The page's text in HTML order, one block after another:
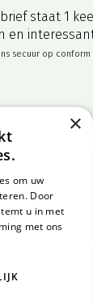
staat 1
en
secuur op conform
×
om uw
Door
u in met
met ons